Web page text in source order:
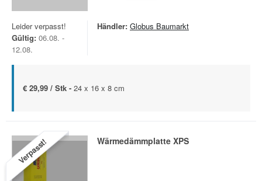
Leider verpasst!
Gültig: 06.08. -
12.08.
Händler: Globus Baumarkt
€ 29,99 / Stk - 24 x 16 x 8 cm
Verpasst! Wärmedämmplatte XPS